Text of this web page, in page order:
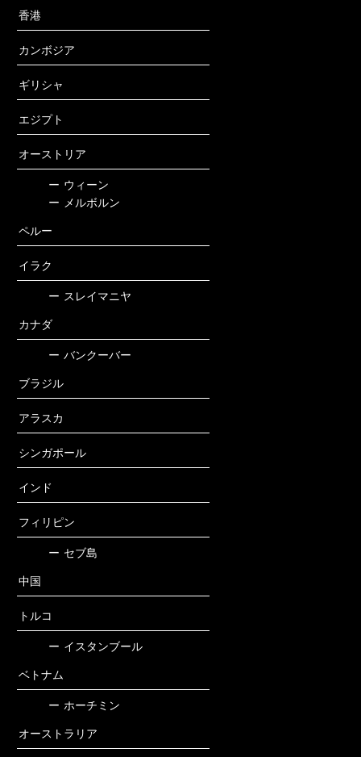
香港
カンボジア
ギリシャ
エジプト
オーストリア
ー ウィーン
ー
メルボルン
ペルー
イラク
ー スレイマニヤ
カナダ
ー バンクーバー
ブラジル
アラスカ
シンガポール
インド
フィリピン
ー セブ島
中国
トルコ
ー イスタンブール
ベトナム
ー ホーチミン
オーストラリア